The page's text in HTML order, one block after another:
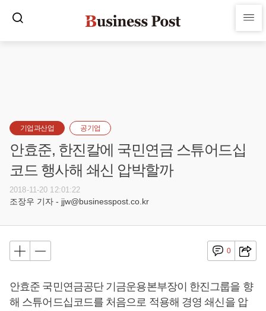
기업과산업 공기업
안효준, 한진칼에 국민연금 스튜어드십
코드 행사해 쇄신 압박할까
2018-11-20 12:01:22
조장우 기자 - jjw@businesspost.co.kr
0
안효준 국민연금공단 기금운용본부장이 한진그룹을 향
해 스튜어드십코드를 처음으로 적용해 경영 쇄신을 압